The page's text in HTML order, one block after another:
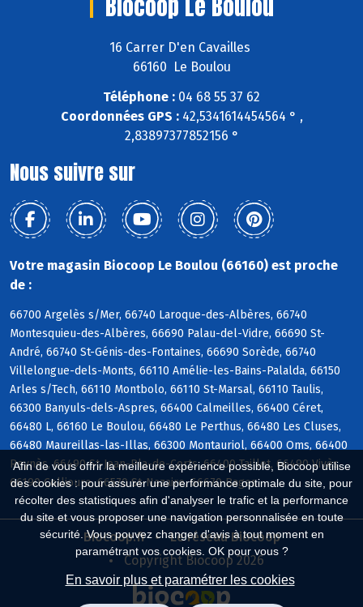
Afin de vous offrir la meilleure expérience possible, Biocoop utilise
des cookies : pour assurer une performance optimale du site, pour
récolter des statistiques afin d'analyser le trafic et la performance
du site et vous proposer une navigation personnalisée en toute
sécurité. Vous pouvez changer d'avis à tout moment en
paramétrant vos cookies. OK pour vous ?
En savoir plus et paramétrer les cookies
16 Carrer D'en Cavailles
66160 Le Boulou
Téléphone : 04 68 55 37 62
Coordonnées GPS :42,5341614454564 ° ,
2,83897377852156 °
Nous suivre sur
Votre magasin Biocoop Le Boulou (66160) est proche
de :
66700 Argelès s/Mer, 66740 Laroque-des-Albères, 66740
Montesquieu-des-Albères, 66690 Palau-del-Vidre, 66690 St-
André, 66740 St-Génis-des-Fontaines, 66690 Sorède, 66740
Villelongue-dels-Monts, 66110 Amélie-les-Bains-Palalda, 66150
Arles s/Tech, 66110 Montbolo, 66110 St-Marsal, 66110 Taulis,
66300 Banyuls-dels-Aspres, 66400 Calmeilles, 66400 Céret,
66480 L, 66160 Le Boulou, 66480 Le Perthus, 66480 Les Cluses,
66480 Maureillas-las-Illas, 66300 Montauriol, 66400 Oms, 66400
Reynès, 66490 St-Jean-Pla-de-Corts, 66400 Taillet, 66490 Vivès,
66190 Collioure, 66570 St-Nazaire, 66670 Bages
Biocoop.fr
Le réseau Biocoop
Copyright Biocoop 2026